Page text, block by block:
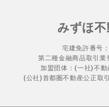
みずほ
宅建免許番号
第二種金融商品取引業
加盟団体：(一社)不
(公社)首都圏不動産公正取